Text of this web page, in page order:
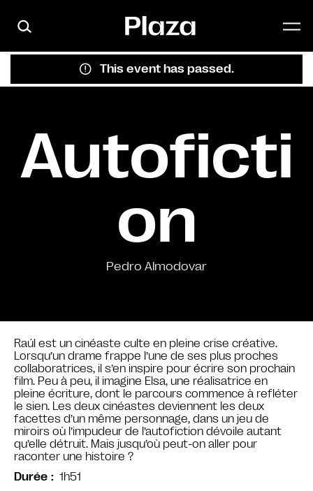
This event has passed.
Autoficti
on
Pedro Almodovar
Raúl est un cinéaste culte en pleine crise créative.
Lorsqu’un drame frappe l’une de ses plus proches
collaboratrices, il s’en inspire pour écrire son prochain
film. Peu à peu, il imagine Elsa, une réalisatrice en
pleine écriture, dont le parcours commence à refléter
le sien. Les deux cinéastes deviennent les deux
facettes d’un même personnage, dans un jeu de
miroirs où l’impudeur de l’autofiction dévoile autant
qu’elle détruit. Mais jusqu’où peut-on aller pour
raconter une histoire ?
Durée
1h51